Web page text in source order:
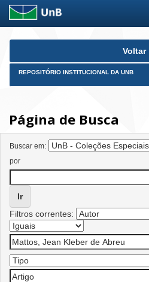
Skip
Voltar
REPOSITÓRIO INSTITUCIONAL DA UNB
Página de Busca
Buscar em:
por
Filtros correntes: